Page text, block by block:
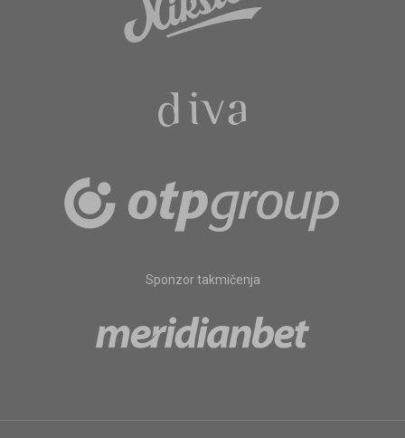
Sponzor takmičenja